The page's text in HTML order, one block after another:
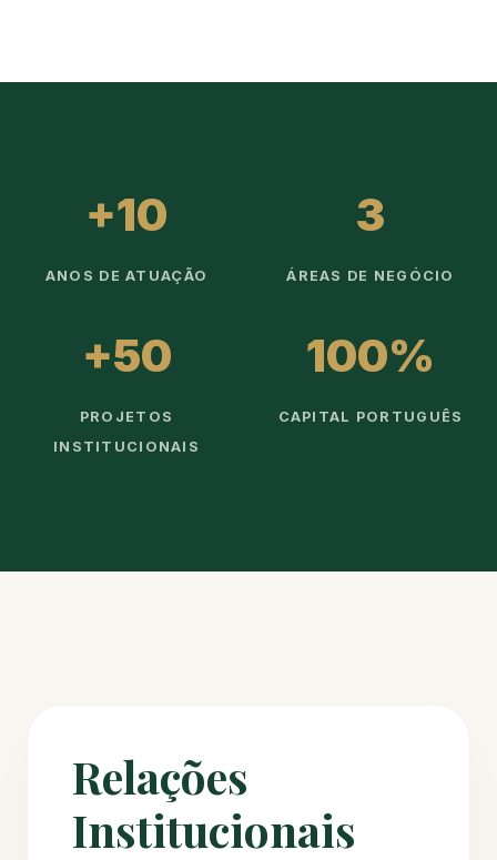
+10
ANOS DE ATUAÇÃO
3
ÁREAS DE NEGÓCIO
+50
PROJETOS
INSTITUCIONAIS
100%
CAPITAL PORTUGUÊS
Relações
Institucionais